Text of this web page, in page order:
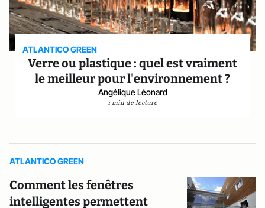
ATLANTICO GREEN
Verre ou plastique : quel est vraiment
le meilleur pour l'environnement ?
Angélique Léonard
1 min de lecture
ATLANTICO GREEN
Comment les fenêtres
intelligentes permettent